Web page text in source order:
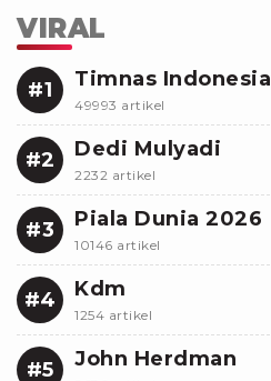
VIRAL
#1 Timnas Indonesia
49993 artikel
#2 Dedi Mulyadi
2232 artikel
#3 Piala Dunia 2026
10146 artikel
#4 Kdm
1254 artikel
#5 John Herdman